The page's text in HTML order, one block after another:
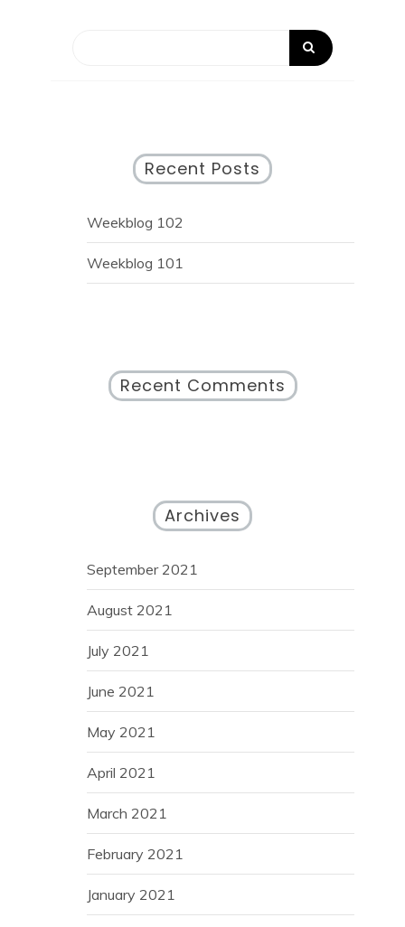
Recent Posts
Weekblog 102
Weekblog 101
Recent Comments
Archives
September 2021
August 2021
July 2021
June 2021
May 2021
April 2021
March 2021
February 2021
January 2021